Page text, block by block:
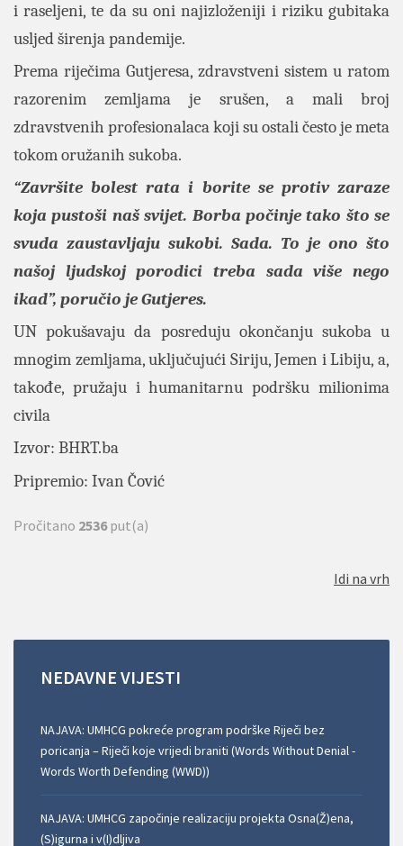
i raseljeni, te da su oni najizloženiji i riziku gubitaka
usljed širenja pandemije.
Prema riječima Gutjeresa, zdravstveni sistem u ratom
razorenim zemljama je srušen, a mali broj
zdravstvenih profesionalaca koji su ostali često je meta
tokom oružanih sukoba.
“Završite bolest rata i borite se protiv zaraze
koja pustoši naš svijet. Borba počinje tako što se
svuda zaustavljaju sukobi. Sada. To je ono što
našoj ljudskoj porodici treba sada više nego
ikad”, poručio je Gutjeres.
UN pokušavaju da posreduju okončanju sukoba u
mnogim zemljama, uključujući Siriju, Jemen i Libiju, a,
takođe, pružaju i humanitarnu podršku milionima
civila
Izvor: BHRT.ba
Pripremio: Ivan Čović
Pročitano 2536put(a)
Idi na vrh
NEDAVNE VIJESTI
NAJAVA: UMHCG pokreće program podrške Riječi bez
poricanja – Riječi koje vrijedi braniti (Words Without Denial -
Words Worth Defending (WWD))
NAJAVA: UMHCG započinje realizaciju projekta Osna(Ž)ena,
(S)igurna i v(I)dljiva